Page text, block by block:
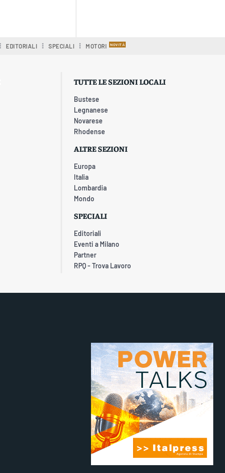
EDITORIALI SPECIALI MOTORI
TUTTE LE SEZIONI LOCALI
Bustese
Legnanese
Novarese
Rhodense
ALTRE SEZIONI
Europa
Italia
Lombardia
Mondo
SPECIALI
Editoriali
Eventi a Milano
Partner
RPQ - Trova Lavoro